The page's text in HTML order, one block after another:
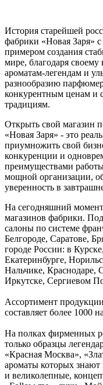
История старейшей
фабрики «Новая Заря»
примером создания
мире, благодаря своему
ароматам-легендам и
разнообразию
конкурентным ценам и
традициям.
Открыть свой магазин
«Новая Заря» - это
приумножить свой
конкуренции и
преимуществами
мощной организации,
уверенность в
На сегодняшний
магазинов фабрики.
салоны по системе
Белгороде, Саратове,
городе России: в
Екатеринбурге,
Нальчике, Краснодаре,
Иркутске, Сергиевом
Ассортимент
составляет более 1000
На полках фирменных
только образцы
«Красная Москва»,
ароматы которых
и великолепные,